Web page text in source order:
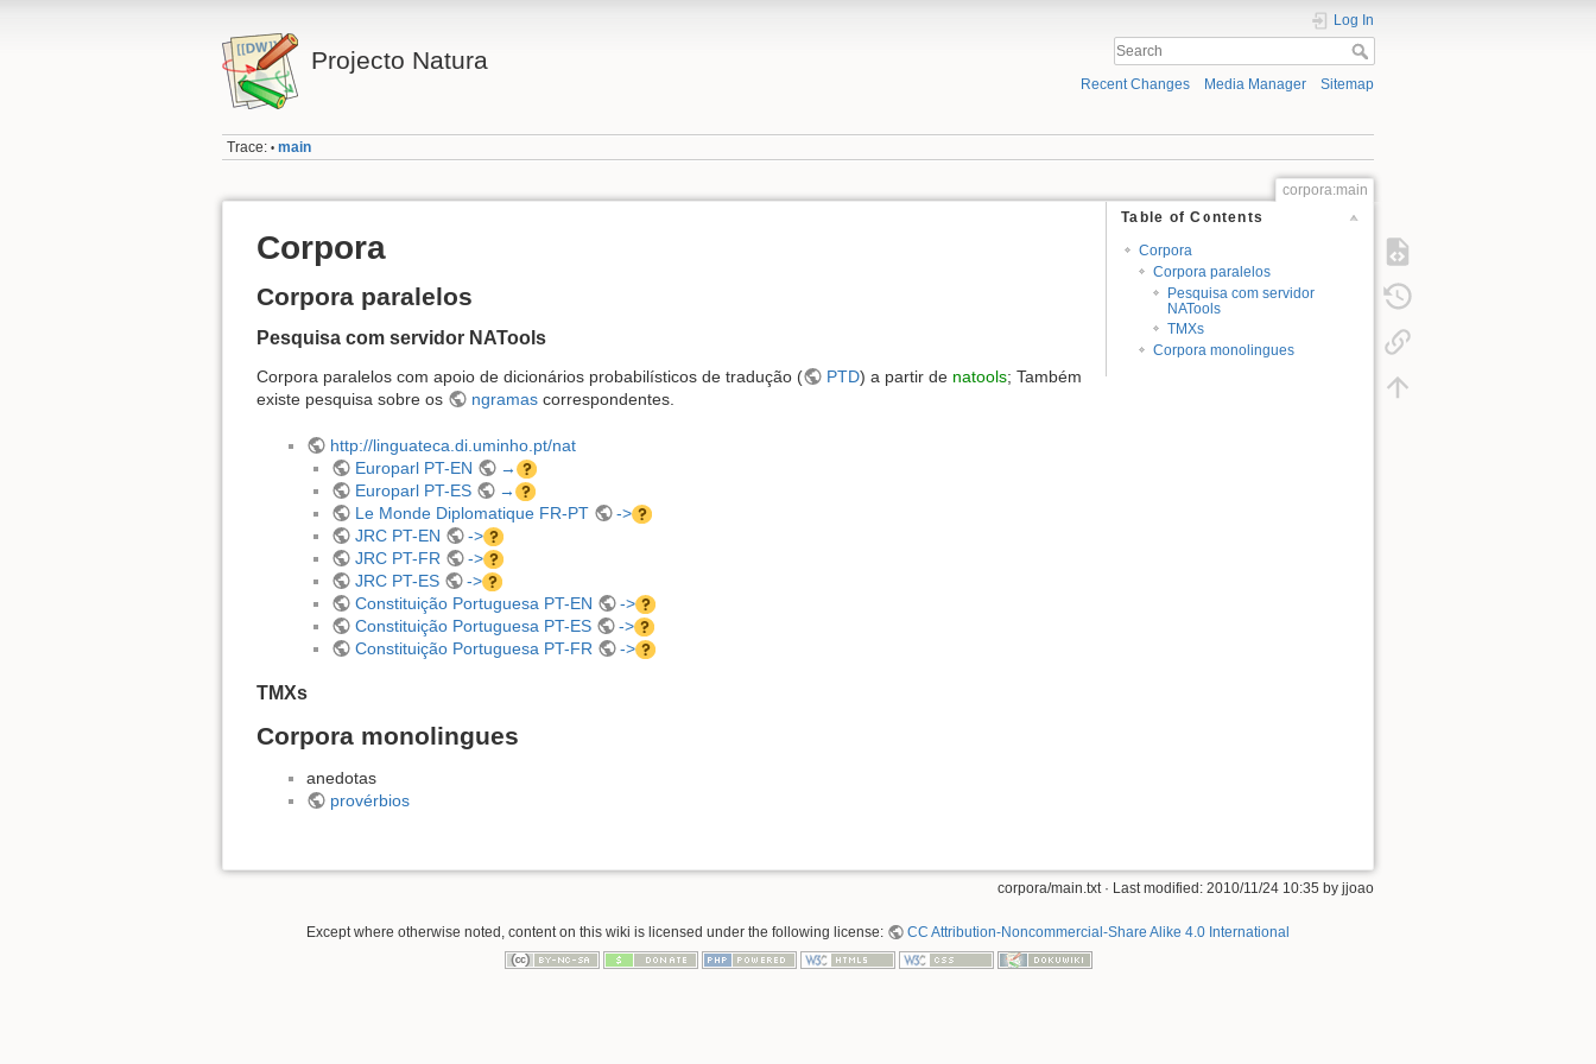
Projecto Natura
Log In
Recent Changes Media Manager Sitemap
Trace: • main
corpora:main
Table of Contents
Corpora
Corpora paralelos
Pesquisa com servidor
NATools
TMXs
Corpora monolingues
Corpora
Corpora paralelos
Pesquisa com servidor NATools
Corpora paralelos com apoio de dicionários probabilísticos de tradução ( PTD) a partir de natools; Também
existe pesquisa sobre os
ngramascorrespondentes.
http://linguateca.di.uminho.pt/nat
Europarl PT-EN
→
Europarl PT-ES
→
Le Monde Diplomatique FR-PT
->
JRC PT-EN
->
JRC PT-FR
->
JRC PT-ES
->
Constituição Portuguesa PT-EN
->
Constituição Portuguesa PT-ES
->
Constituição Portuguesa PT-FR
->
TMXs
Corpora monolingues
anedotas
provérbios
corpora/main.txt· Last modified: 2010/11/24 10:35 by jjoao
Except where otherwise noted, content on this wiki is licensed under the following license: CC Attribution-Noncommercial-Share Alike 4.0 International